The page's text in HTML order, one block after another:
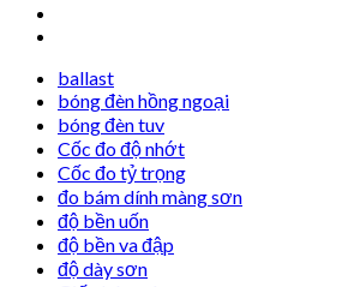
ballast
bóng đèn hồng ngoại
bóng đèn tuv
Cốc đo độ nhớt
Cốc đo tỷ trọng
đo bám dính màng sơn
độ bền uốn
độ bền va đập
độ dày sơn